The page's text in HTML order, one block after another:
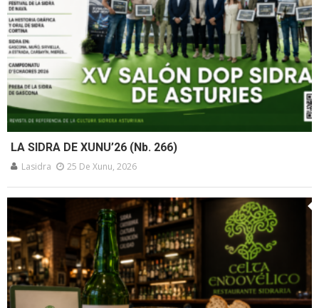
LA SIDRA DE XUNU’26 (Nb. 266)
Lasidra 25 De Xunu, 2026